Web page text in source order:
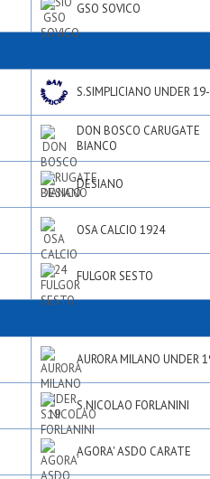
GSO SOVICO
S.SIMPLICIANO UNDER
DON BOSCO CARUGATE
BIANCO
DESIANO
OSA CALCIO 1924
FULGOR SESTO
AURORA MILANO UNDER
S.NICOLAO FORLANINI
AGORA' ASDO CARATE